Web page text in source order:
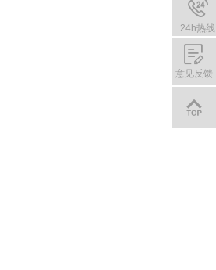
24h热线
010-
8818
2883
意见反馈